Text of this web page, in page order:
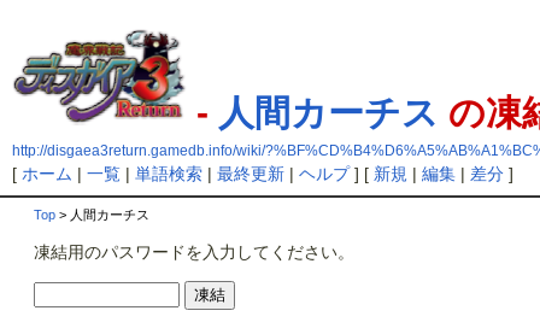
- 人間カーチス の凍
http://disgaea3return.gamedb.info/wiki/
[ ホーム | 一覧| 単語検索| 最終更新| ヘルプ] [ 新規 | 編集| 差分]
Top > 人間カーチス
凍結用のパスワードを入力してください。